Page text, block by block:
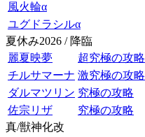
風火輪α
ユグドラシルα
夏休み2026 / 降臨
麗夏映夢
超究極の攻略
チルサマーナ 激究極の攻略
ダルマツリン 究極の攻略
佐宗リザ
究極の攻略
真/獣神化改